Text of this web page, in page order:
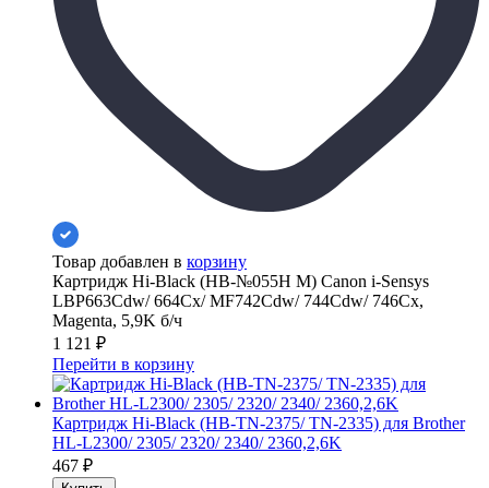
Товар добавлен в корзину
Картридж Hi-Black (HB-№055H M) Canon i-Sensys
LBP663Cdw/ 664Cx/ MF742Cdw/ 744Cdw/ 746Cx,
Magenta, 5,9K б/ч
1 121 ₽
Перейти в корзину
Картридж Hi-Black (HB-TN-2375/ TN-2335) для Brother
HL-L2300/ 2305/ 2320/ 2340/ 2360,2,6K
467 ₽